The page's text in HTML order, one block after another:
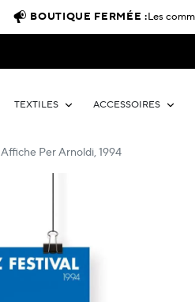
TEXTILES ACCESSOIRES
Affiche Per Arnoldi, 1994
BOUTIQUE FERMÉE :Les